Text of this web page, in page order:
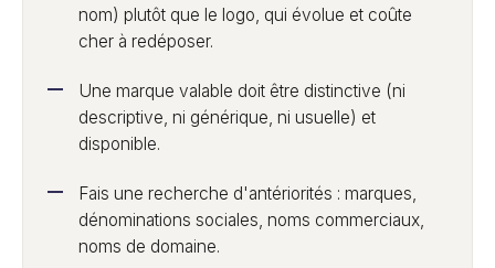
nom) plutôt que le logo, qui évolue et coûte
cher à redéposer.
Une marque valable doit être distinctive (ni
descriptive, ni générique, ni usuelle) et
disponible.
Fais une recherche d'antériorités : marques,
dénominations sociales, noms commerciaux,
noms de domaine.